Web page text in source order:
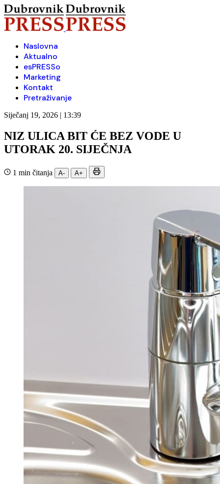
Naslovna
Aktualno
esPRESSo
Marketing
Kontakt
Pretraživanje
Siječanj 19, 2026 | 13:39
NIZ ULICA BIT ĆE BEZ VODE U
UTORAK 20. SIJEČNJA
1 min čitanja A- A+